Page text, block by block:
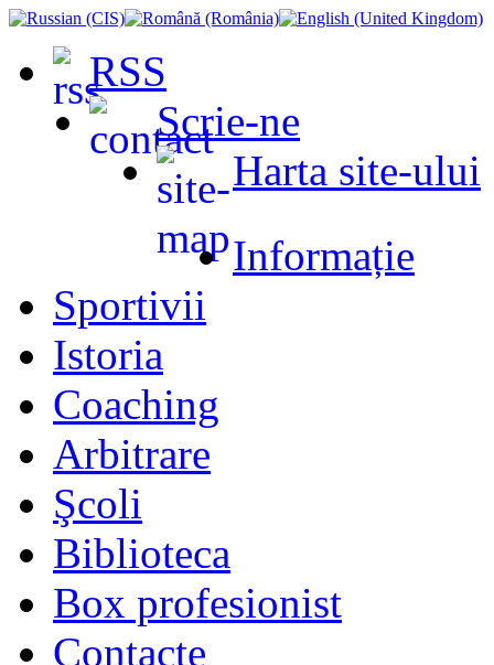
RSS
Scrie-ne
Harta site-ului
Informație
Sportivii
Istoria
Coaching
Arbitrare
Şcoli
Biblioteca
Box profesionist
Contacte